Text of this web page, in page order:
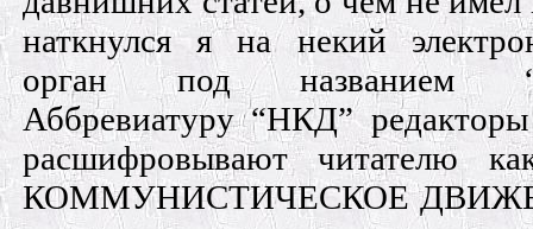
наткнулся я на некий
орган под названием
Аббревиатуру “НКД”
расшифровывают читателю
КОММУНИСТИЧЕСКОЕ